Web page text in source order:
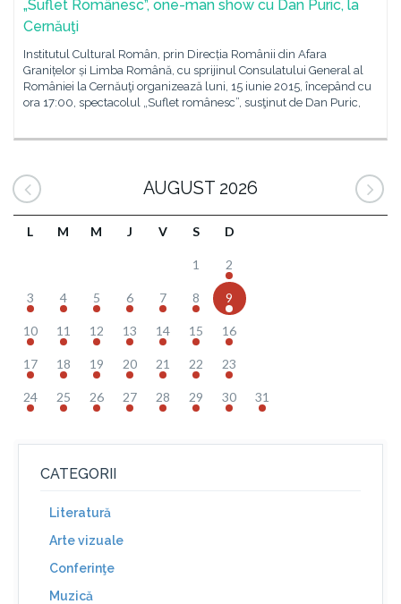
„Suflet Românesc”, one-man show cu Dan Puric, la
Cernăuţi
Institutul Cultural Român, prin Direcția Românii din Afara
Granițelor și Limba Română, cu sprijinul Consulatului General al
României la Cernăuţi organizează luni, 15 iunie 2015, începând cu
ora 17:00, spectacolul „Suflet românesc”, susţinut de Dan Puric,
AUGUST 2026
L M M J V S D
1 2
3 4 5 6 7 8 9
10 11 12 13 14 15 16
17 18 19 20 21 22 23
24 25 26 27 28 29 30 31
CATEGORII
Literatură
Arte vizuale
Conferinţe
Muzică